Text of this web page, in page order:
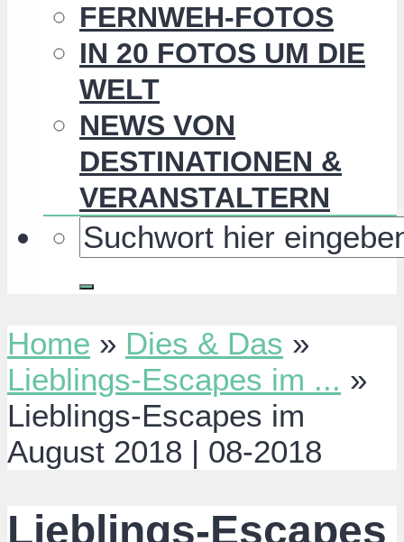
FERNWEH-FOTOS
IN 20 FOTOS UM DIE
WELT
NEWS VON
DESTINATIONEN &
VERANSTALTERN
Home » Dies & Das »
Lieblings-Escapes im ... »
Lieblings-Escapes im
August 2018 | 08-2018
Lieblings-Escapes